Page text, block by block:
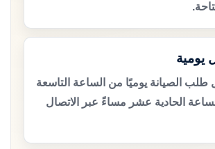
يومية
الصيانة يوميًا من الساعة التاسعة
الحادية عشر مساءً عبر الاتصال